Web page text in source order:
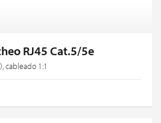
RJ45 Cat.5/5e
cableado 1:1